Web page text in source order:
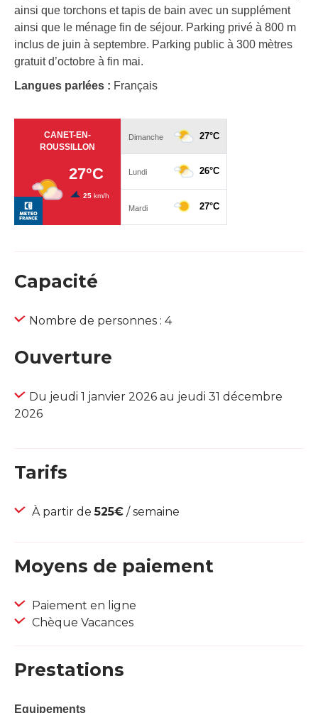
ainsi que torchons et tapis de bain avec un supplément
ainsi que le ménage fin de séjour. Parking privé à 800 m
inclus de juin à septembre. Parking public à 300 mètres
gratuit d’octobre à fin mai.
Langues parlées : Français
Capacité
Nombre de personnes : 4
Ouverture
Du jeudi 1 janvier 2026 au jeudi 31 décembre
2026
Tarifs
À partir de525€ / semaine
Moyens de paiement
Paiement en ligne
Chèque Vacances
Prestations
Equipements